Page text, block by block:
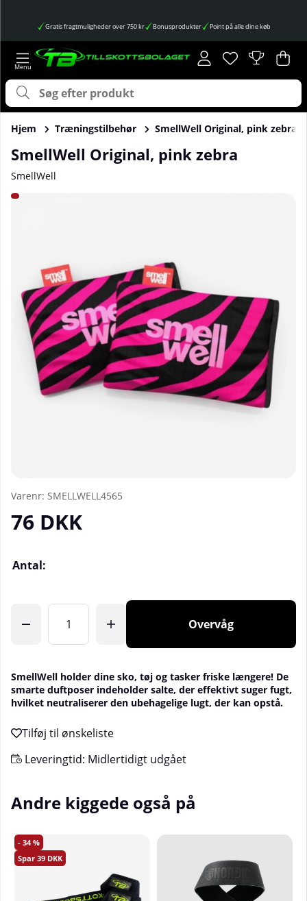
Gratis fragtmuligheder over 750 kr Bonusprodukter Point på alle dine køb
Ønskeliste
Antal på
. .
Hjem Træningstilbehør SmellWell Original, pink zebra
SmellWell Original, pink zebra
SmellWell
Produktbilleder SmellWell Original, pink zebra
Varenr: SMELLWELL4565
76 DKK
Antal:
Overvåg
SmellWell holder dine sko, tøj og tasker friske længere! De
smarte duftposer indeholder salte, der effektivt suger fugt,
hvilket neutraliserer den ubehagelige lugt, der kan opstå.
Leveringtid: Midlertidigt udgået
Andre kiggede også på
34
39